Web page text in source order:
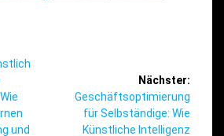
und
Nächster:
Nächster
Beitrag:
Geschäftsoptimierung
für Selbständige: Wie
Künstliche Intelligenz